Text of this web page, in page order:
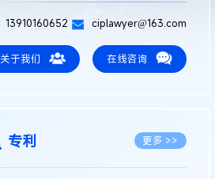
13910160652 ciplawyer@163.com
关于我们 在线咨询
专利 更多 >>